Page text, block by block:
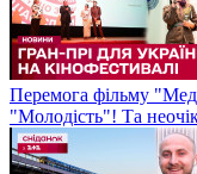
Перемога фільму
"Молодість"! Та